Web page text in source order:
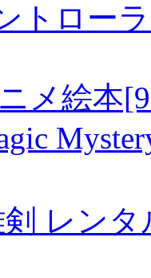
トロー
メ絵本
レン